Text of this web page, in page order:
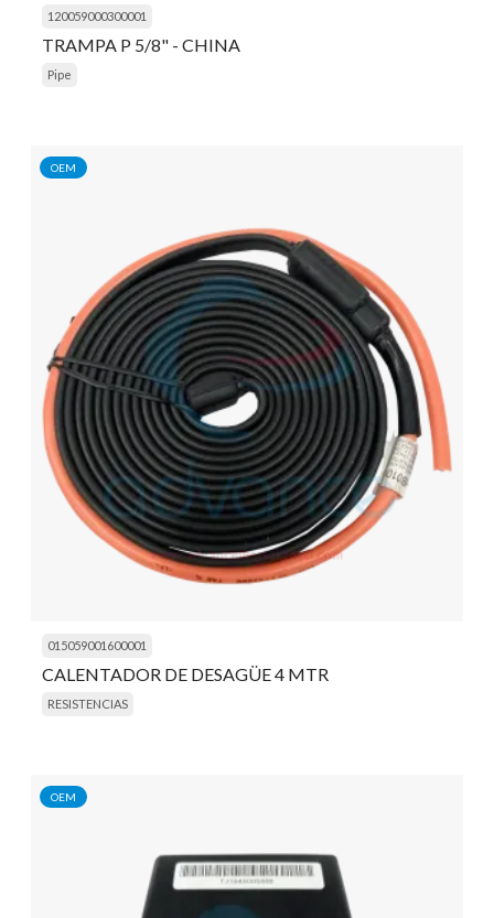
120059000300001
TRAMPA P 5/8" - CHINA
Pipe
OEM
015059001600001
CALENTADOR DE DESAGÜE 4 MTR
RESISTENCIAS
OEM